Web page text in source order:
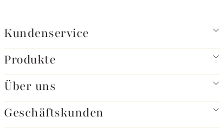
Kundenservice
Produkte
Über uns
Geschäftskunden